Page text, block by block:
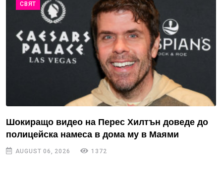
СВЯТ
Шокиращо видео на Перес Хилтън доведе до
полицейска намеса в дома му в Маями
AUGUST 06, 2026 1372